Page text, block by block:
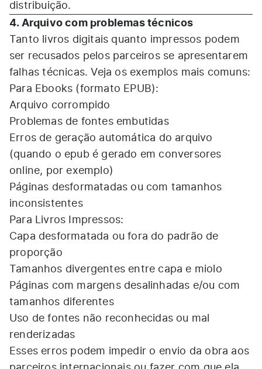
distribuição.
4. Arquivo com problemas técnicos
Tanto livros digitais quanto impressos podem
ser recusados pelos parceiros se apresentarem
falhas técnicas. Veja os exemplos mais comuns:
Para Ebooks (formato EPUB):
Arquivo corrompido
Problemas de fontes embutidas
Erros de geração automática do arquivo
(quando o epub é gerado em conversores
online, por exemplo)
Páginas desformatadas ou com tamanhos
inconsistentes
Para Livros Impressos:
Capa desformatada ou fora do padrão de
proporção
Tamanhos divergentes entre capa e miolo
Páginas com margens desalinhadas e/ou com
tamanhos diferentes
Uso de fontes não reconhecidas ou mal
renderizadas
Esses erros podem impedir o envio da obra aos